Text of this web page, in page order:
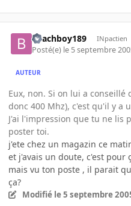
Beachboy189 INpactien
Posté(e) le 5 septembre
AUTEUR
Eux, non. Si on lui a conseillé
donc 400 Mhz), c'est qu'il y a
J'ai l'impression que tu ne lis
poster toi.
j'ete chez un magazin ce
et j'avais un doute, c'est pour
mais vu ton poste , il parait
ça?
Modifié le 5 septembre